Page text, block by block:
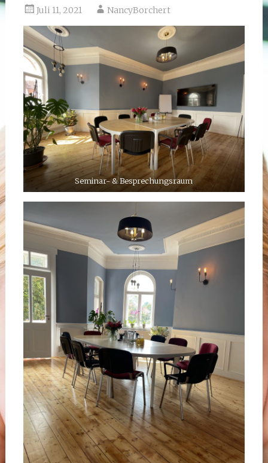
Juli 11, 2021 NancyBorchert
Seminar- & Besprechungsraum